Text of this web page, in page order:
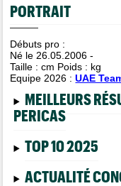
PORTRAIT
Débuts pro :
Né le 26.05.2006 -
Taille :cm Poids : kg
Equipe 2026 :UAE
MEILLEURS
PERICAS
TOP 10 2025
ACTUALITÉ